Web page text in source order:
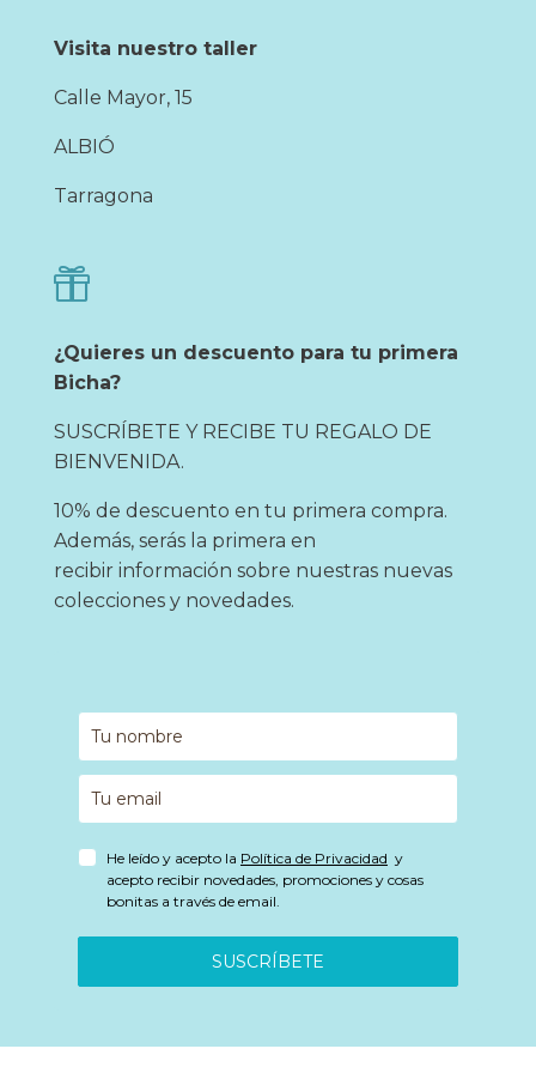
Visita nuestro taller
Calle Mayor, 15
ALBIÓ
Tarragona

¿Quieres un descuento para tu primera
Bicha?
SUSCRÍBETE Y RECIBE TU REGALO DE
BIENVENIDA.
10% de descuento en tu primera compra.
Además, serás la primera en
recibir información sobre nuestras nuevas
colecciones y novedades.
He leído y acepto la Política de Privacidad y
acepto recibir novedades, promociones y cosas
bonitas a través de email.
SUSCRÍBETE